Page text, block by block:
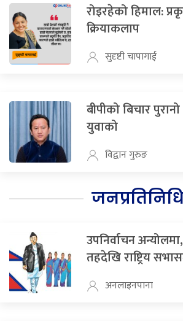
रोइरहेको हिमाल:
क्रियाकलाप
सुदृष्टी चापागाई
बीपीको बिचार
युवाको
विद्वान गुरुङ
जनप्रतिनिधि
उपनिर्वाचन
तहदेखि राष्ट्रिय
अनलाइनपाना